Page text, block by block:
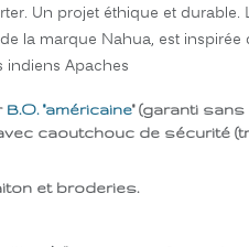
Un projet éthique et durable.
la marque Nahua, est inspirée
indiens Apaches
B.O. "américaine" (garanti
caoutchouc de sécurité
et broderies.